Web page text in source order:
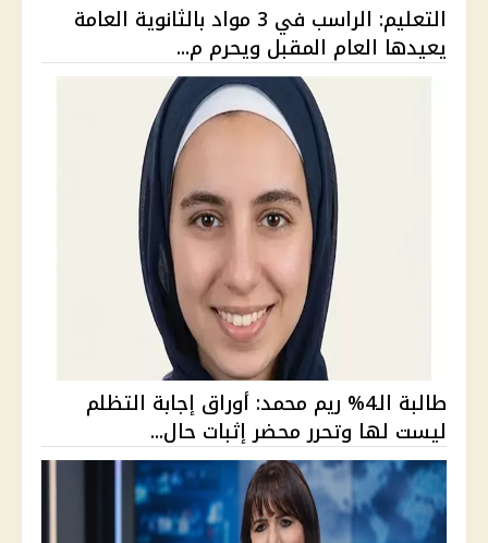
التعليم: الراسب في 3 مواد بالثانوية العامة
يعيدها العام المقبل ويحرم م...
طالبة الـ4% ريم محمد: أوراق إجابة التظلم
ليست لها وتحرر محضر إثبات حال...